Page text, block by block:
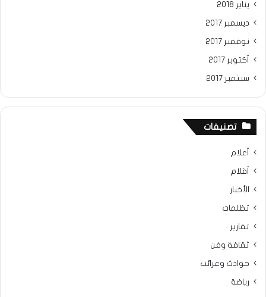
يناير 2018
ديسمبر 2017
نوفمبر 2017
أكتوبر 2017
سبتمبر 2017
تصنيفات
أعلام
أقلام
الأخبار
تظلمات
تقارير
ثقافة وفن
حوادث وغرائب
رياضة